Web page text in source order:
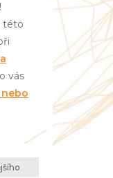
této
vás